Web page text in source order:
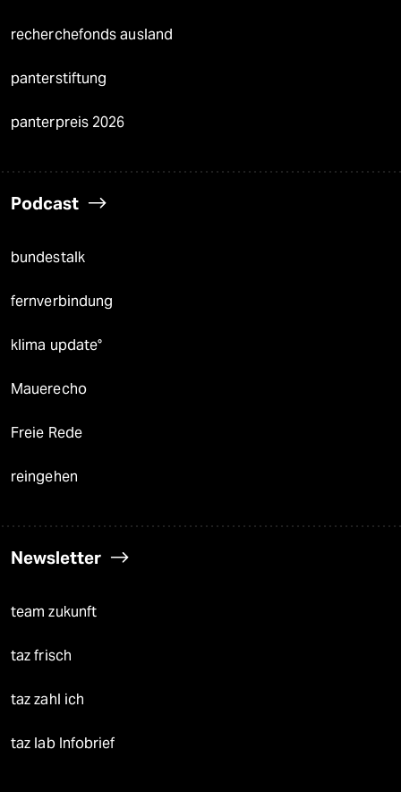
recherchefonds ausland
panterstiftung
panterpreis 2026
Podcast
bundestalk
fernverbindung
klima update°
Mauerecho
Freie Rede
reingehen
Newsletter
team zukunft
taz frisch
taz zahl ich
taz lab Infobrief